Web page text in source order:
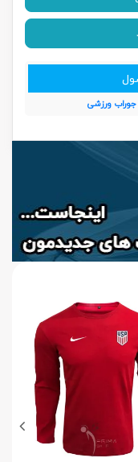
جوراب ورزشی